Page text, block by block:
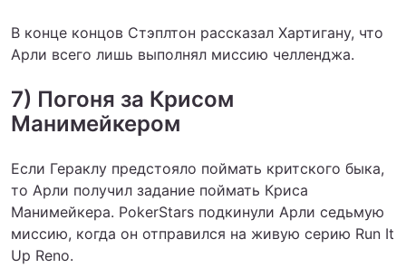
В конце концов Стэплтон рассказал Хартигану, что
Арли всего лишь выполнял миссию челленджа.
7) Погоня за Крисом
Манимейкером
Если Гераклу предстояло поймать критского быка,
то Арли получил задание поймать Криса
Манимейкера. PokerStars подкинули Арли седьмую
миссию, когда он отправился на живую серию Run It
Up Reno.